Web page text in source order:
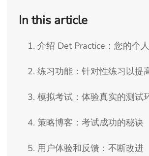
In this article
1. 介绍 Det Practice：您的个
2. 练习功能：针对性练习以提
3. 模拟考试：体验真实的测试
4. 策略博客：考试成功的秘诀
5. 用户体验和反馈：不断改进